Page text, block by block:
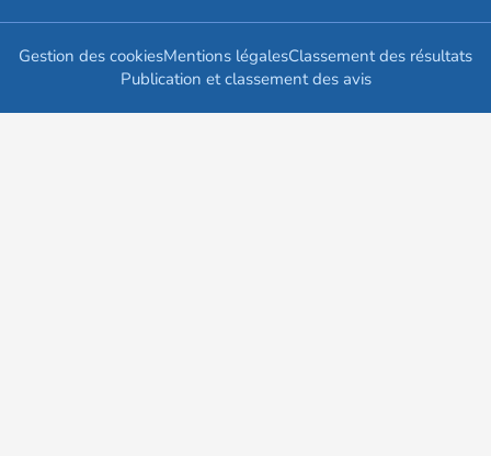
Gestion des cookiesMentions légalesClassement des résultats
Publication et classement des avis